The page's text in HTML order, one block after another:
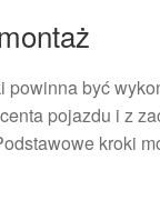
powinna być
pojazdu i z
kroki